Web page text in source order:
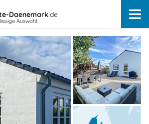
Daenemark.de
Auswahl.